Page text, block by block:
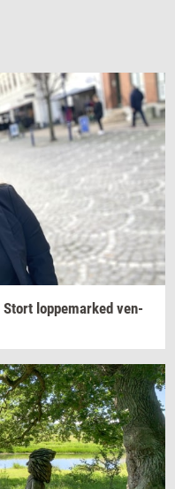
Stort lop­pe­mar­ked ven­